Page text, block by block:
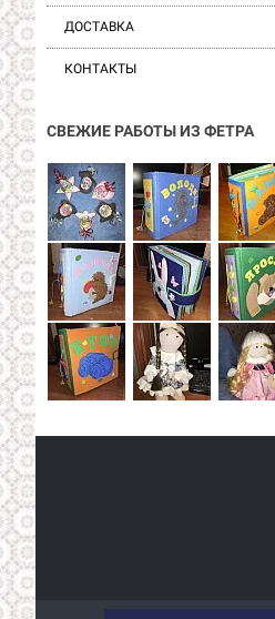
ДОСТАВКА
КОНТАКТЫ
СВЕЖИЕ РАБОТЫ ИЗ ФЕТРА